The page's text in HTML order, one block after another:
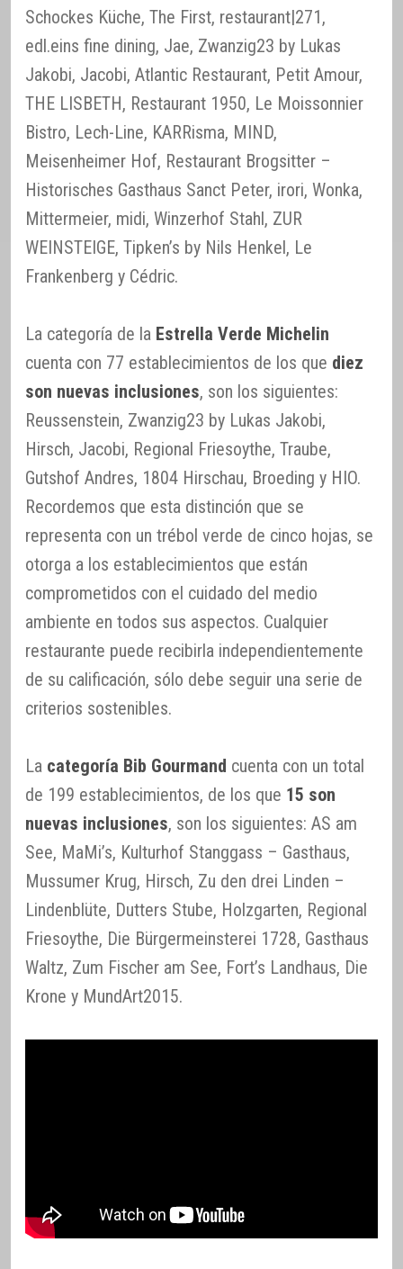
Schockes Küche, The First, restaurant|271,
edl.eins fine dining, Jae, Zwanzig23 by Lukas
Jakobi, Jacobi, Atlantic Restaurant, Petit Amour,
THE LISBETH, Restaurant 1950, Le Moissonnier
Bistro, Lech-Line, KARRisma, MIND,
Meisenheimer Hof, Restaurant Brogsitter –
Historisches Gasthaus Sanct Peter, irori, Wonka,
Mittermeier, midi, Winzerhof Stahl, ZUR
WEINSTEIGE, Tipken’s by Nils Henkel, Le
Frankenberg y Cédric.
La categoría de la Estrella Verde Michelin
cuenta con 77 establecimientos de los que diez
son nuevas inclusiones, son los siguientes:
Reussenstein, Zwanzig23 by Lukas Jakobi,
Hirsch, Jacobi, Regional Friesoythe, Traube,
Gutshof Andres, 1804 Hirschau, Broeding y HIO.
Recordemos que esta distinción que se
representa con un trébol verde de cinco hojas, se
otorga a los establecimientos que están
comprometidos con el cuidado del medio
ambiente en todos sus aspectos. Cualquier
restaurante puede recibirla independientemente
de su calificación, sólo debe seguir una serie de
criterios sostenibles.
La categoría Bib Gourmand cuenta con un total
de 199 establecimientos, de los que 15 son
nuevas inclusiones, son los siguientes: AS am
See, MaMi’s, Kulturhof Stanggass – Gasthaus,
Mussumer Krug, Hirsch, Zu den drei Linden –
Lindenblüte, Dutters Stube, Holzgarten, Regional
Friesoythe, Die Bürgermeinsterei 1728, Gasthaus
Waltz, Zum Fischer am See, Fort’s Landhaus, Die
Krone y MundArt2015.